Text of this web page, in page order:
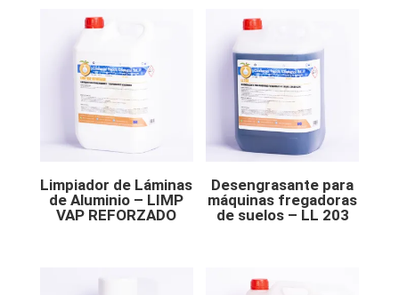
Limpiador de Láminas
de Aluminio – LIMP
VAP REFORZADO
Desengrasante para
máquinas fregadoras
de suelos – LL 203